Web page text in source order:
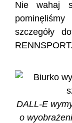
Nie wahaj
szczegóły
RENNSPORT.
DALL-E
o